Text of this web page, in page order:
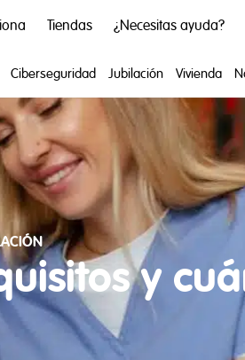
Tiendas ¿Necesitas ayuda?
Ciberseguridad Jubilación Vivienda
y